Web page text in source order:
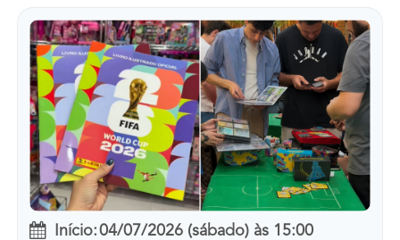
Início:04/07/2026 (sábado) às 15:00